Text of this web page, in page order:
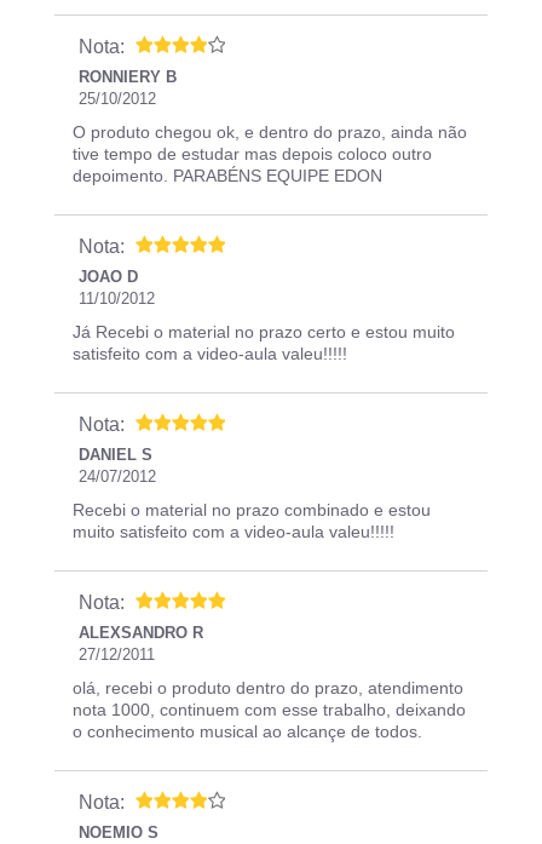
Nota:
RONNIERY B
25/10/2012
O produto chegou ok, e dentro do prazo, ainda não
tive tempo de estudar mas depois coloco outro
depoimento. PARABÉNS EQUIPE EDON
Nota:
JOAO D
11/10/2012
Já Recebi o material no prazo certo e estou muito
satisfeito com a video-aula valeu!!!!!
Nota:
DANIEL S
24/07/2012
Recebi o material no prazo combinado e estou
muito satisfeito com a video-aula valeu!!!!!
Nota:
ALEXSANDRO R
27/12/2011
olá, recebi o produto dentro do prazo, atendimento
nota 1000, continuem com esse trabalho, deixando
o conhecimento musical ao alcançe de todos.
Nota:
NOEMIO S